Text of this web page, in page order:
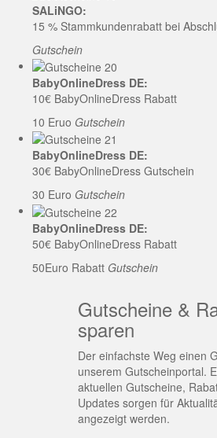
SALiNGO:
15 % Stammkundenrabatt bei
Gutschein
BabyOnlineDress DE:
10€ BabyOnlineDress Rabatt
10 Eruo Gutschein
BabyOnlineDress DE:
30€ BabyOnlineDress Gutschein
30 Euro Gutschein
BabyOnlineDress DE:
50€ BabyOnlineDress Rabatt
50Euro Rabatt Gutschein
Gutscheine &
sparen
Der einfachste Weg einen
unserem Gutscheinportal.
aktuellen Gutscheine,
Updates sorgen für
angezeigt werden.